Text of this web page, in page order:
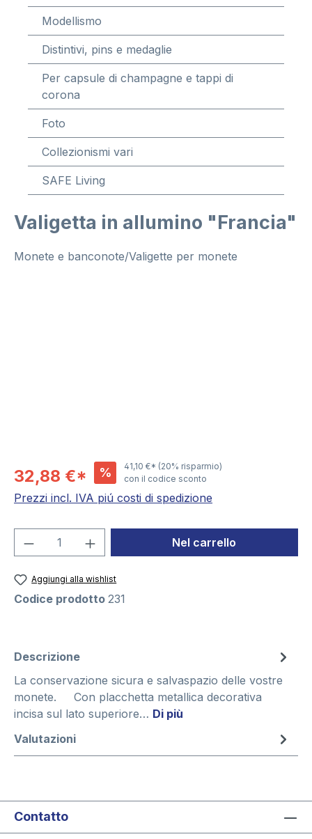
Modellismo
Distintivi, pins e medaglie
Per capsule di champagne e tappi di
corona
Foto
Collezionismi vari
SAFE Living
Valigetta in allumino "Francia"
Monete e banconote/Valigette per monete
32,88 €* % 41,10 €* (20% risparmio)
con il codice sconto
Prezzi incl. IVA piú costi di spedizione
Quantità del prodotto: inserisci la
Nel carrello
Aggiungi alla wishlist
Codice prodotto 231
Descrizione
La conservazione sicura e salvaspazio delle vostre
monete. Con placchetta metallica decorativa
incisa sul lato superiore… Di più
Valutazioni
Contatto